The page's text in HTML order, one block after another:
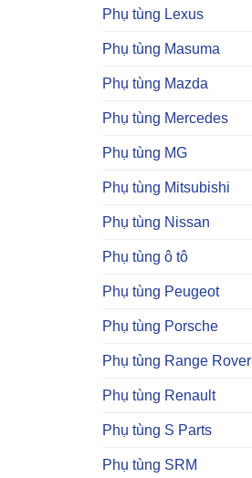
Phụ tùng Lexus
Phụ tùng Masuma
Phụ tùng Mazda
Phụ tùng Mercedes
Phụ tùng MG
Phụ tùng Mitsubishi
Phụ tùng Nissan
Phụ tùng ô tô
Phụ tùng Peugeot
Phụ tùng Porsche
Phụ tùng Range Rover
Phụ tùng Renault
Phụ tùng S Parts
Phụ tùng SRM